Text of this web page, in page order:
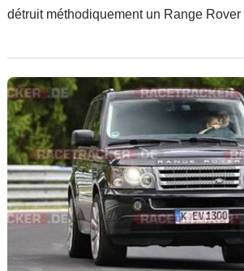
détruit méthodiquement un Range
vitrées et tous les éléments de